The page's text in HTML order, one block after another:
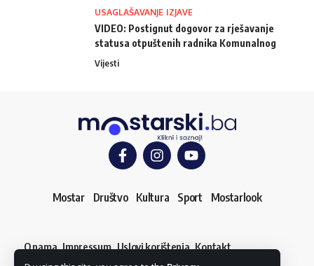
USAGLAŠAVANJE IZJAVE
VIDEO: Postignut dogovor za rješavanje
statusa otpuštenih radnika Komunalnog
Vijesti
Mostar Društvo Kultura Sport Mostarlook
O nama Impressum Uslovi korištenja Kontakt
Dojavi vijest